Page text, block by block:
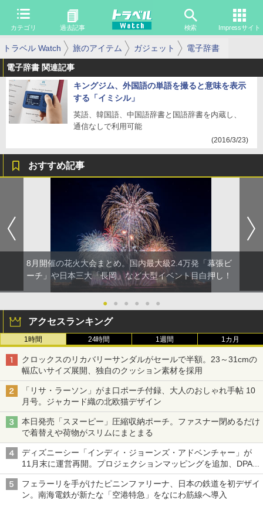
カテゴリ 過去記事 検索 Impressサイト
トラベル Watch 旅のアイテム ガジェット 電子辞書
電子辞書 関連記事
キングジム、外国語の単語を撮ると意味を表示
する「イミシル」
英語、韓国語、中国語辞書と国語辞書を内蔵し、
通信なしで利用可能
(2016/3/23)
おすすめ記事
8月開催の花火大会まとめ。国内最大級2.4万発「幕張ビ
ーチ」や日本三大「長岡」など大型イベント目白押し！
● ● ● ● ● ●
アクセスランキング
1時間 24時間 1週間 1カ月
クロックスのリカバリーサンダルがセールで半額。23～31cmの
幅広いサイズ展開、独自のクッション素材を採用
「リサ・ラーソン」がま口ポーチ付録、大人のおしゃれ手帖 10
月号。ジャカード織の北欧猫デザイン
本日発売「スヌーピー」圧縮収納ポーチ。ファスナー閉めるだけ
で着替えや荷物がスリムにまとまる
ディズニーシー「インディ・ジョーンズ・アドベンチャー」が
11月末に運営再開。プロジェクションマッピングを追加、DPA
は1500円
フェラーリを手がけたピニンファリーナ、日本の鉄道を初デザイ
ン。南海電鉄が新たな「空港特急」をなにわ筋線へ導入